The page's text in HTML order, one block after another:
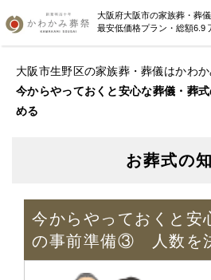
大阪府大阪市の家族葬・葬儀
最安低価格プラン・総額6.9
大阪市生野区の家族葬・葬儀はかわ
今からやっておくと安心な葬儀・葬
める
お葬式の
今からやっておくと安
の事前準備③ 人数を